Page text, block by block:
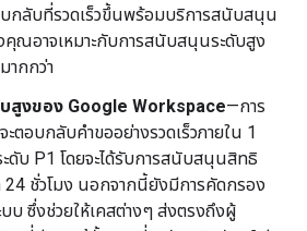
กลับที่รวดเร็วขึ้นพร้อมบริการสนับสนุน
คุณอาจเหมาะกับการสนับสนุนระดับสูง
ากกว่า
สูงของ Google Workspace—การ
ตอบกลับคำขออย่างรวดเร็วภายใน 1
ะดับ P1 โดยจะได้รับการสนับสนุนสิทธิ
ชั่วโมง นอกจากนี้ยังมีการคัดกรอง
บ ซึ่งช่วยให้เคสต่างๆ ส่งตรงถึงผู้